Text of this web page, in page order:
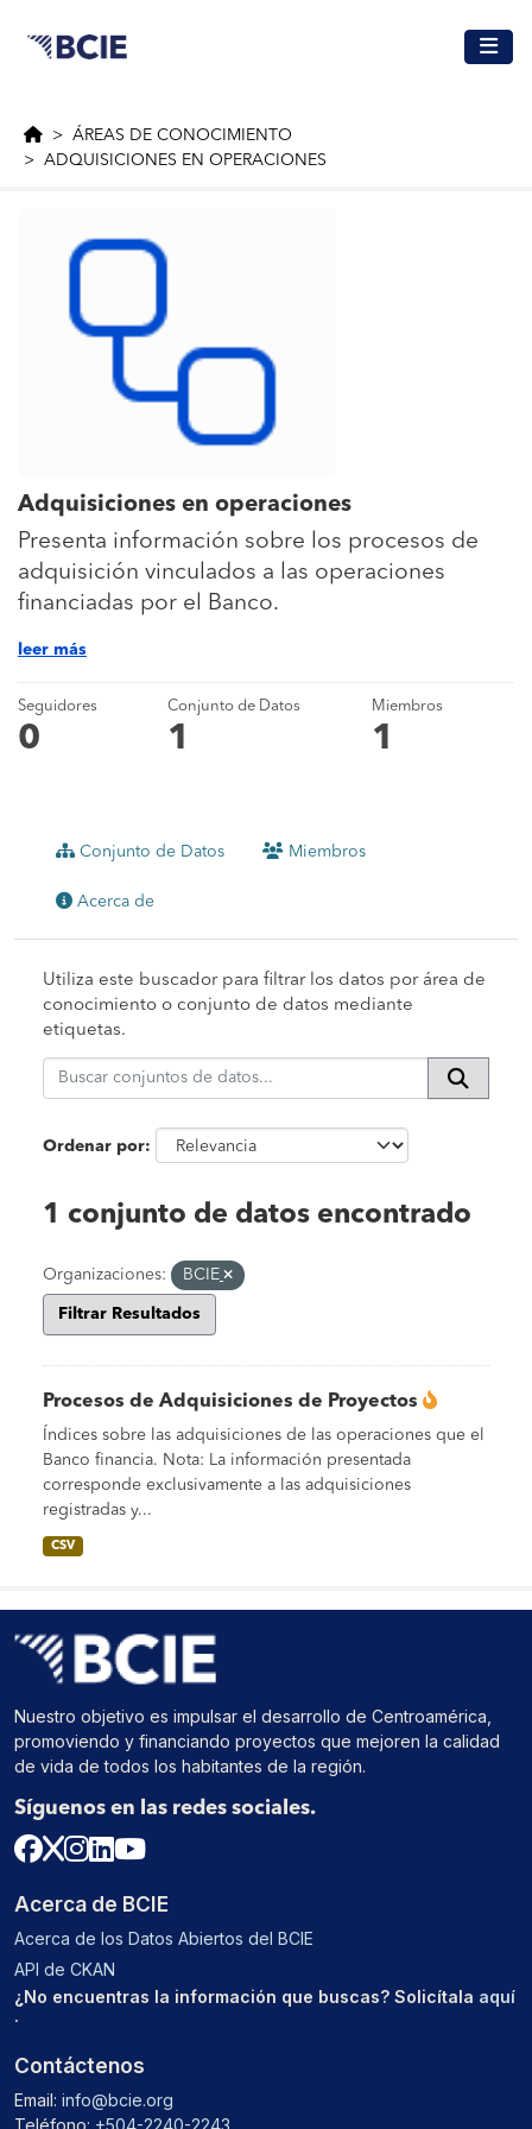
ÁREAS DE CONOCIMIENTO
ADQUISICIONES EN OPERACIONES
Adquisiciones en operaciones
Presenta información sobre los procesos de
adquisición vinculados a las operaciones
financiadas por el Banco.
leer más
Seguidores
0
Conjunto de Datos
1
Miembros
1
Conjunto de Datos Miembros
Acerca de
Utiliza este buscador para filtrar los datos por área de
conocimiento o conjunto de datos mediante
etiquetas.
Ordenar por
1 conjunto de datos encontrado
Organizaciones: BCIE
Filtrar Resultados
Procesos de Adquisiciones de Proyectos
Índices sobre las adquisiciones de las operaciones que el
Banco financia. Nota: La información presentada
corresponde exclusivamente a las adquisiciones
registradas y...
CSV
Nuestro objetivo es impulsar el desarrollo de Centroamérica,
promoviendo y financiando proyectos que mejoren la calidad
de vida de todos los habitantes de la región.
Síguenos en las redes sociales.
Acerca de BCIE
Acerca de los Datos Abiertos del BCIE
API de CKAN
¿No encuentras la información que buscas? Solicítala aquí
.
Contáctenos
Email: info@bcie.org
Teléfono: +504-2240-2243